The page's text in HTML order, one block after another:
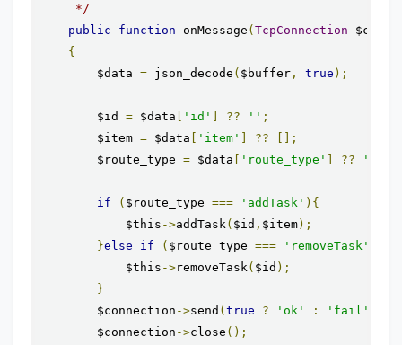
     */
public
function onMessage ( TcpConnection
{
        $data
= json_decode ( $buffer , true );
        $id
= $data 'id' ?? '' ;
        $item
= $data 'item' ??
[];
        $route_type
= $data 'route_type' ?? ''
if ( $route_type === 'addTask' ){
            $this
->addTask ( $id , $item );
}else if ( $route_type === 'removeTask'
            $this
->removeTask ( $id );
}
        $connection
->send ( true ? 'ok' : 'fail'
        $connection
->close ();